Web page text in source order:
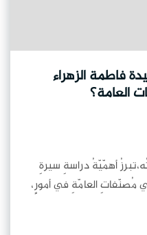
فاطمة الزهراء
العامة؟
أهمّيّةُ دراسةِ سيرةِ
مُصنّفاتِ العامّةِ في أمورٍ،